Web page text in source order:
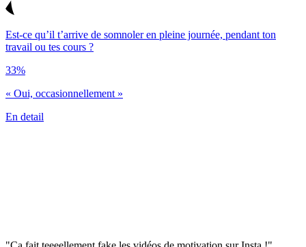
Est-ce qu’il t’arrive de somnoler en pleine journée, pendant ton
travail ou tes cours ?
33%
« Oui, occasionnellement »
En detail